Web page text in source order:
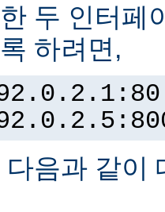
두 인터페
하려면,
다음과 같이